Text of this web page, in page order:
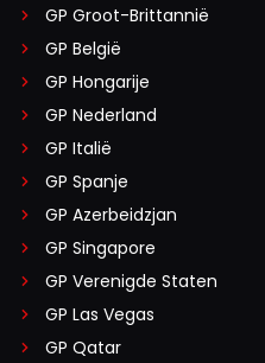
GP Groot-Brittannië
GP België
GP Hongarije
GP Nederland
GP Italië
GP Spanje
GP Azerbeidzjan
GP Singapore
GP Verenigde Staten
GP Las Vegas
GP Qatar